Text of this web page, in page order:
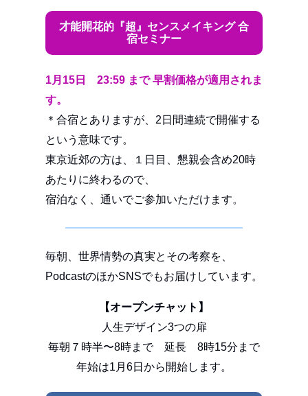
才能開花的『超』センスメイキング 合
宿セミナー
1月15日 23:59 まで 早割価格が適用されま
す。
＊合宿とありますが、2日間連続で開催する
という意味です。
東京近郊の方は、１日目、懇親会含め20時
あたりに終わるので、
宿泊なく、通いでご参加いただけます。
毎朝、世界情勢の真実とその考察を、
PodcastのほかSNSでもお届けしています。
【オープンチャット】
人生デザイン3つの扉
毎朝７時半〜8時まで 延長 8時15分まで
年始は1月6日から開始します。